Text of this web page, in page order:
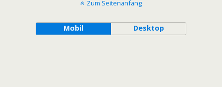
Zum Seitenanfang
Mobil Desktop